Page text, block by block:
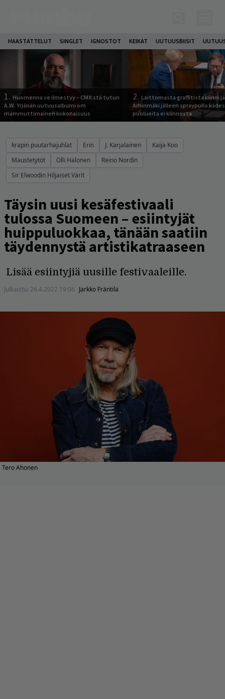
HAASTATTELUT SINGLET IGNOSTOT KEIKAT UUTUUSBIISIT
1. Huomenna se ilmestyy – CMX:stä tutun
A.W. Yrjänän uutuusalbumi om
mammuttimainen kokonaisuus
2. Laittomasta graffitista kiinni
Arhinmäki jälleen spraypullo
puolueita ei kiinnosta
krapin puutarhajuhlat Erin J. Karjalainen
Kaija Koo
Maustetytöt
Olli Halonen
Reino Nordin
Sir Elwoodin Hiljaiset Värit
Täysin uusi kesäfestivaali
tulossa Suomeen – esiintyjät
huippuluokkaa, tänään saatiin
täydennystä artistikatraaseen
Lisää esiintyjiä uusille festivaaleille.
Julkaistu: 26.4.2022 19:06 Jarkko Fräntilä
Tero Ahonen